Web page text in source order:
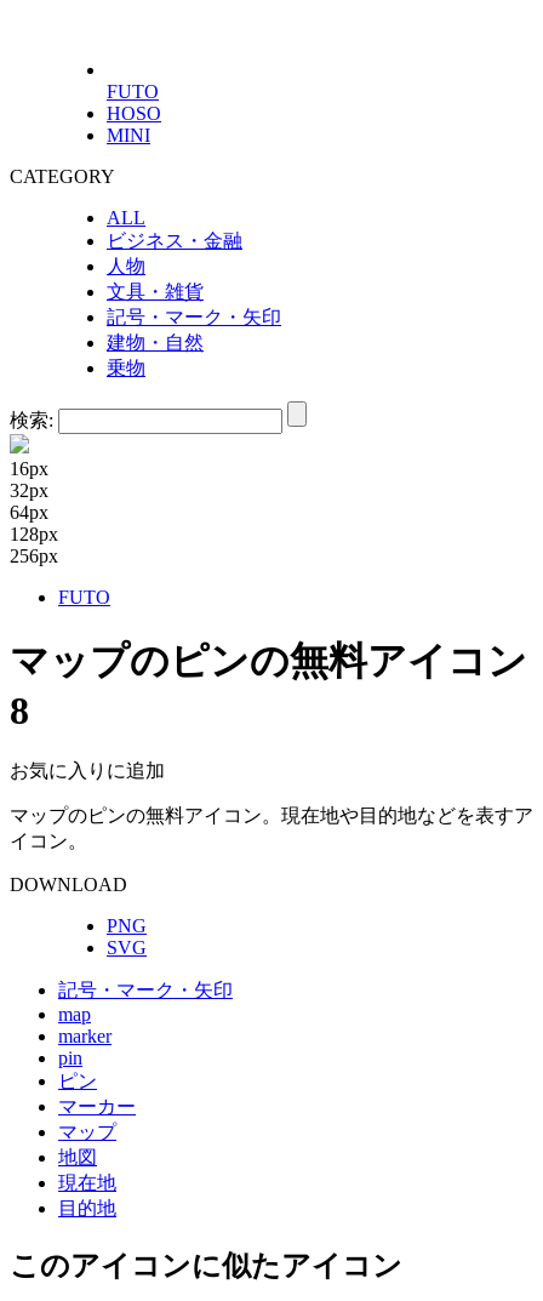
FUTO
HOSO
MINI
CATEGORY
ALL
ビジネス・金融
人物
文具・雑貨
記号・マーク・矢印
建物・自然
乗物
検索:
16px
32px
64px
128px
256px
FUTO
マップのピンの無料アイコン
8
お気に入りに追加
マップのピンの無料アイコン。現在地や目的地などを表すア
イコン。
DOWNLOAD
PNG
SVG
記号・マーク・矢印
map
marker
pin
ピン
マーカー
マップ
地図
現在地
目的地
このアイコンに似たアイコン